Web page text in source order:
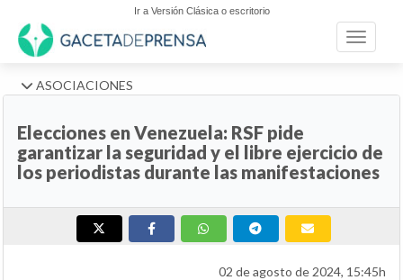
Ir a Versión Clásica o escritorio
Toggle
ASOCIACIONES
Elecciones en Venezuela: RSF pide
garantizar la seguridad y el libre ejercicio de
los periodistas durante las manifestaciones
02 de agosto de 2024, 15:45h